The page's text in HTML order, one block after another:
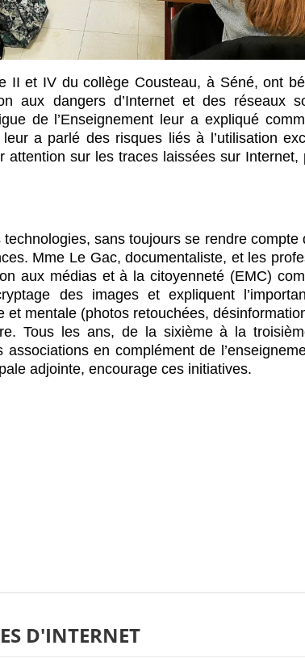
II et IV du collège Cousteau, à Séné, ont
aux dangers d’Internet et des réseaux
de l’Enseignement leur a expliqué
a parlé des risques liés à l’utilisation
attention sur les traces laissées sur Internet,
sans toujours se rendre compte
Mme Le Gac, documentaliste, et les
aux médias et à la citoyenneté (EMC)
des images et expliquent
et mentale (photos retouchées,
Tous les ans, de la sixième à la
en complément de
adjointe, encourage ces initiatives.
D'INTERNET